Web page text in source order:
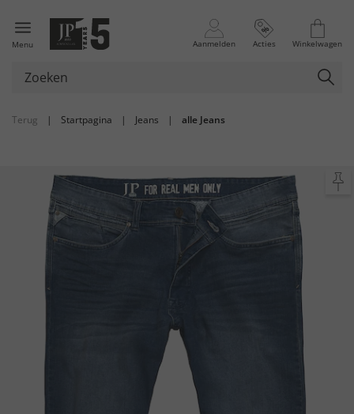
Menu Aanmelden Acties Winkelwagen
Terug | Startpagina | Jeans | alle Jeans